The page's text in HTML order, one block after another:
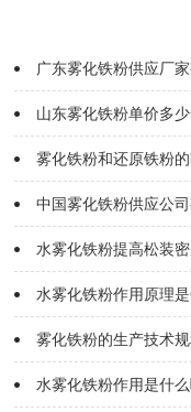
广东雾化铁粉供应厂
山东雾化铁粉单价多
雾化铁粉和还原铁粉的
中国雾化铁粉供应公
水雾化铁粉提高松装
水雾化铁粉作用原理
雾化铁粉的生产技术
水雾化铁粉作用是什